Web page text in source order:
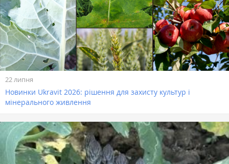
22 липня
Новинки Ukravit 2026: рішення для захисту культур і
мінерального живлення